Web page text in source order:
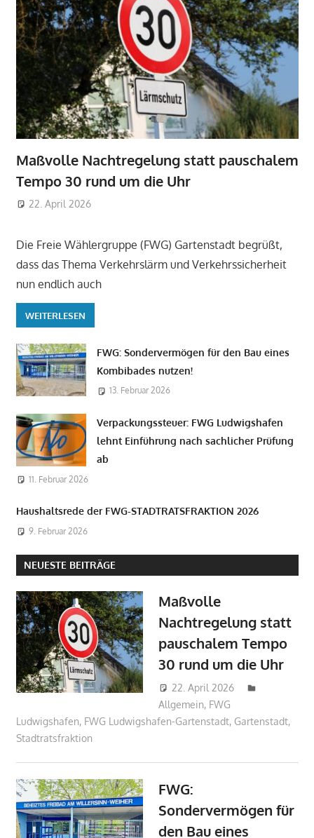
Maßvolle Nachtregelung statt pauschalem
Tempo 30 rund um die Uhr
22. April 2026
Die Freie Wählergruppe (FWG) Gartenstadt begrüßt,
dass das Thema Verkehrslärm und Verkehrssicherheit
nun endlich auch
WEITERLESEN
FWG: Sondervermögen für den Bau eines
Kombibades nutzen!
13. Februar 2026
Verpackungssteuer: FWG Ludwigshafen
lehnt Einführung nach sachlicher Prüfung
ab
11. Februar 2026
Haushaltsrede der FWG-STADTRATSFRAKTION 2026
9. Februar 2026
NEUESTE BEITRÄGE
Maßvolle
Nachtregelung statt
pauschalem Tempo
30 rund um die Uhr
22. April 2026
Allgemein, FWG
Ludwigshafen, FWG Ludwigshafen-Gartenstadt, Gartenstadt,
Stadtratsfraktion
FWG:
Sondervermögen für
den Bau eines